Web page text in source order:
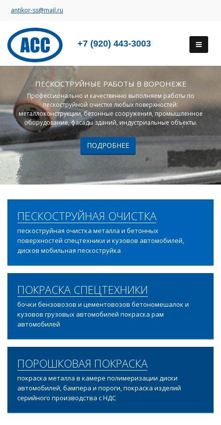
antikor-ss@mail.ru
+7 (920) 443-3003
ПЕСКОСТРУЙНЫЕ РАБОТЫ В ВОРОНЕЖЕ
Профессионально и качественно выполняем работы по
пескоструйной очистке любых поверхностей:
металлоконструкции, бетонные сооружения, промышленное
оборудование, фасады зданий, индустриальные объекты.
ПОДРОБНЕЕ
ПЕСКОСТРУЙНАЯ ОЧИСТКА
пескоструйная очистка металла и бетонных
поверхностей спецтехники и кузовов автомобилей,
дисков мобильная пескоструйка
ПОКРАСКА СПЕЦТЕХНИКИ
бочки бензовозов и цементовозов бетономешалок и
кузовов грузовых автомобилей покраска рам
автомобилей
ПОРОШКОВАЯ ПОКРАСКА
покраска металла в камере полимеризации диски
автомобилей, бампера и пороги, покраска изделий
серийного производства с НДС